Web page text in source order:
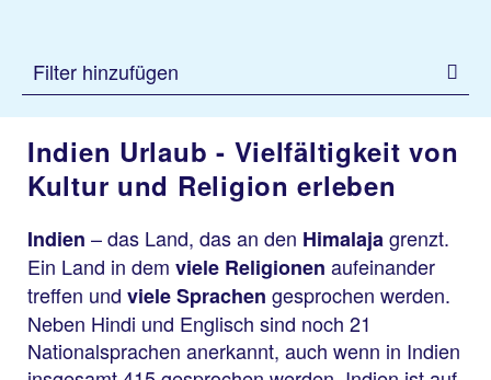
Filter hinzufügen
Indien Urlaub - Vielfältigkeit von
Kultur und Religion erleben
Indien – das Land, das an den Himalajagrenzt.
Ein Land in dem viele Religionen aufeinander
treffen und viele Sprachen gesprochen werden.
Neben Hindi und Englisch sind noch 21
Nationalsprachen anerkannt, auch wenn in Indien